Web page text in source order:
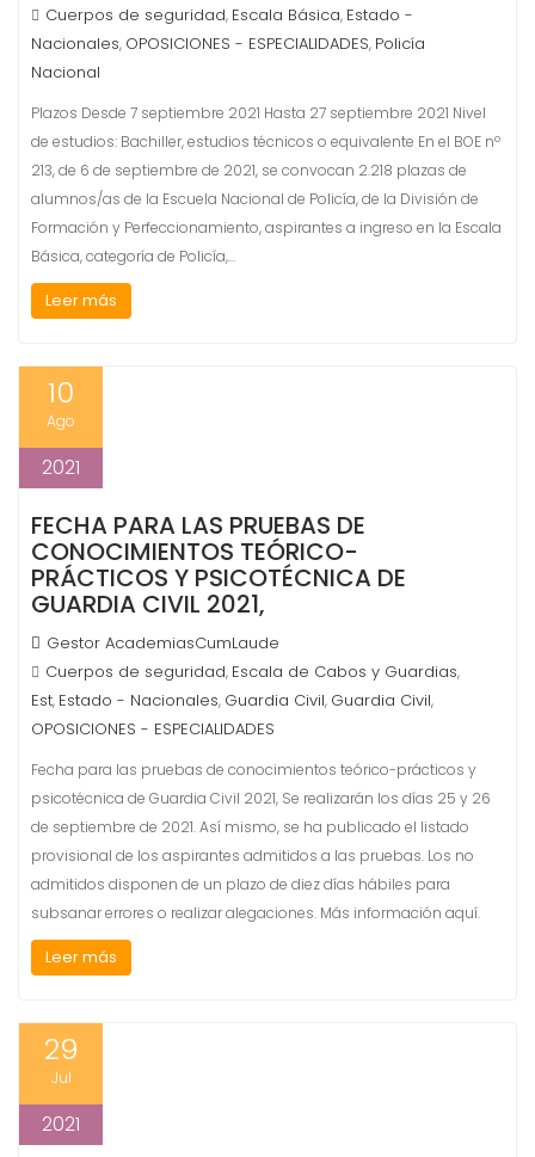
Cuerpos de seguridad, Escala Básica, Estado -
Nacionales, OPOSICIONES - ESPECIALIDADES, Policía
Nacional
Plazos Desde 7 septiembre 2021 Hasta 27 septiembre 2021 Nivel
de estudios: Bachiller, estudios técnicos o equivalente En el BOE nº
213, de 6 de septiembre de 2021, se convocan 2.218 plazas de
alumnos/as de la Escuela Nacional de Policía, de la División de
Formación y Perfeccionamiento, aspirantes a ingreso en la Escala
Básica, categoría de Policía,…
Leer más
10
Ago
2021
FECHA PARA LAS PRUEBAS DE
CONOCIMIENTOS TEÓRICO-
PRÁCTICOS Y PSICOTÉCNICA DE
GUARDIA CIVIL 2021,
Gestor AcademiasCumLaude
Cuerpos de seguridad, Escala de Cabos y Guardias,
Est, Estado - Nacionales, Guardia Civil, Guardia Civil,
OPOSICIONES - ESPECIALIDADES
Fecha para las pruebas de conocimientos teórico-prácticos y
psicotécnica de Guardia Civil 2021, Se realizarán los días 25 y 26
de septiembre de 2021. Así mismo, se ha publicado el listado
provisional de los aspirantes admitidos a las pruebas. Los no
admitidos disponen de un plazo de diez días hábiles para
subsanar errores o realizar alegaciones. Más información aquí.
Leer más
29
Jul
2021